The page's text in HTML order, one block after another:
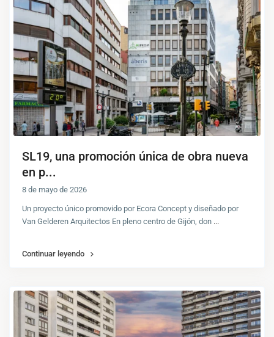
SL19, una promoción única de obra nueva
en p...
8 de mayo de 2026
Un proyecto único promovido por Ecora Concept y diseñado por
Van Gelderen Arquitectos En pleno centro de Gijón, don ...
Continuar leyendo